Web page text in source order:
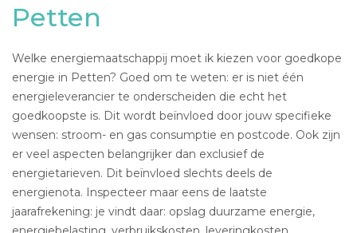
Petten
Welke energiemaatschappij moet ik kiezen voor goedkope
energie in Petten? Goed om te weten: er is niet één
energieleverancier te onderscheiden die echt het
goedkoopste is. Dit wordt beïnvloed door jouw specifieke
wensen: stroom- en gas consumptie en postcode. Ook zijn
er veel aspecten belangrijker dan exclusief de
energietarieven. Dit beïnvloed slechts deels de
energienota. Inspecteer maar eens de laatste
jaarafrekening: je vindt daar: opslag duurzame energie,